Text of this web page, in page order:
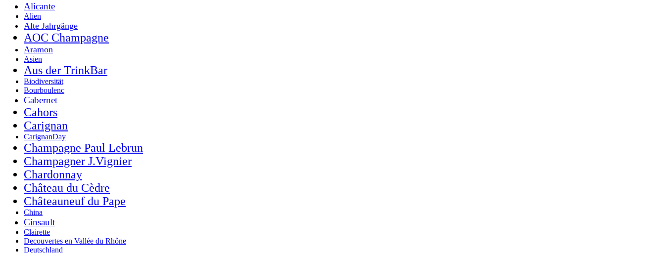
Alicante
Alien
Alte Jahrgänge
AOC Champagne
Aramon
Asien
Aus der TrinkBar
Biodiversität
Bourboulenc
Cabernet
Cahors
Carignan
CarignanDay
Champagne Paul Lebrun
Champagner J.Vignier
Chardonnay
Château du Cèdre
Châteauneuf du Pape
China
Cinsault
Clairette
Decouvertes en Vallée du Rhône
Deutschland